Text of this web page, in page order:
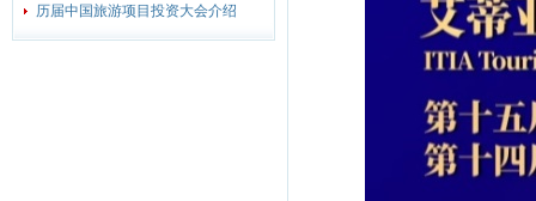
历届中国旅游项目投资大会介绍